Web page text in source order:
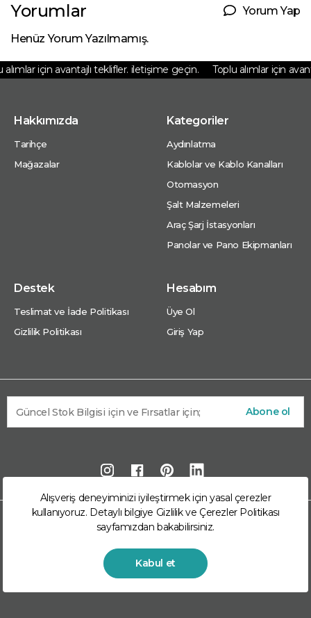
Alışveriş deneyiminizi iyileştirmek için yasal çerezler
kullanıyoruz. Detaylı bilgiye Gizlilik ve Çerezler Politikası
sayfamızdan bakabilirsiniz.
Kabul et
Yorumlar Yorum Yap
Henüz Yorum Yazılmamış.
için avantajlı teklifler. iletişime geçin. Toplu alımlar için
Hakkımızda
Tarihçe
Mağazalar
Kategoriler
Aydınlatma
Kablolar ve Kablo Kanalları
Otomasyon
Şalt Malzemeleri
Araç Şarj İstasyonları
Panolar ve Pano Ekipmanları
Destek
Teslimat ve İade Politikası
Gizlilik Politikası
Hesabım
Üye Ol
Giriş Yap
Abone ol
© 2026 Arkom Enerji Market Arkom Enerji